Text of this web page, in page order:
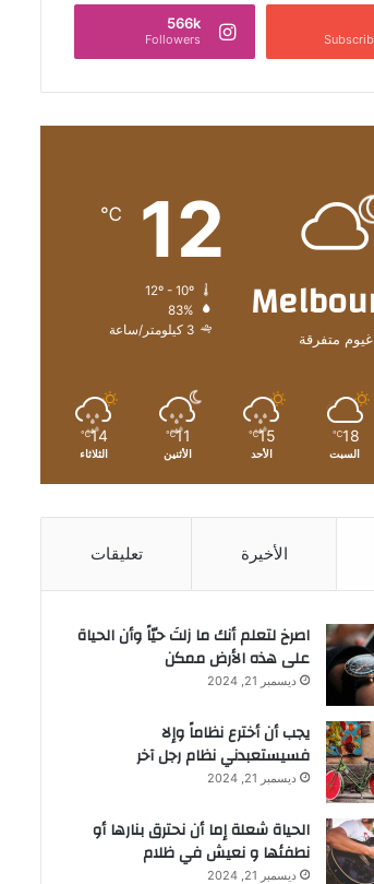
566k
Followers
غيوم متفرقة
12
℃
83%
3 كيلومتر/ساعة
18
℃
السبت
15
℃
الأحد
11
℃
الأثنين
14
℃
الثلاثاء
الأخيرة تعليقات
‫اصرخ لتعلم أنك ما زلتَ حيّاً وأن الحياة
على هذه الأرض ممكن
ديسمبر 21, 2024
يجب أن أخترع نظاماً وإلا
فسيستعبدني نظام رجل آخر
ديسمبر 21, 2024
الحياة شعلة إما أن نحترق بنارها أو
نطفئها و نعيش في ظلام
ديسمبر 21, 2024